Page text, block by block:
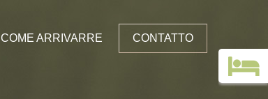
COME ARRIVARRE CONTATTO